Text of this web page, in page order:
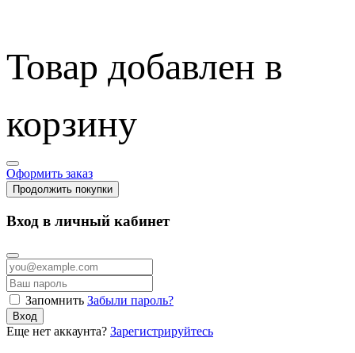
Товар добавлен в
корзину
Оформить заказ
Продолжить покупки
Вход в личный кабинет
Запомнить Забыли пароль?
Вход
Еще нет аккаунта? Зарегистрируйтесь